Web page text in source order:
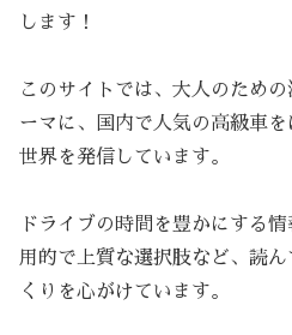
します！
このサイトでは、大人のため
ーマに、国内で人気の高級車
世界を発信しています。
ドライブの時間を豊かにする
用的で上質な選択肢など、読
くりを心がけています。